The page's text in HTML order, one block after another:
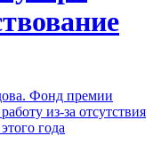
Фонд премии
из-за отсутствия
года